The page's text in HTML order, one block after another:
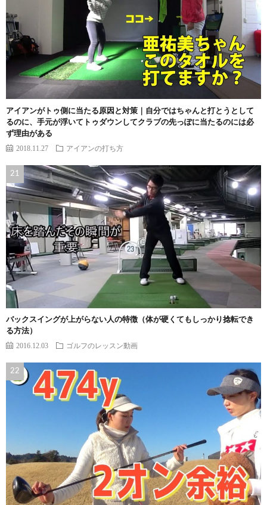
アイアンがトゥ側に当たる原因と対策｜自分ではちゃんと打とうとして
るのに、手元が浮いてトゥダウンしてクラブの先っぽに当たるのには必
ず理由がある
2018.11.27 アイアンの打ち方
バックスイングが上がらない人の特徴（体が硬くてもしっかり捻転でき
る方法）
2016.12.03 ゴルフのレッスン動画